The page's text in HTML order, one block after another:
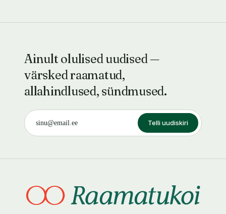
Ainult olulised uudised —
värsked raamatud,
allahindlused, sündmused.
Telli uudiskiri